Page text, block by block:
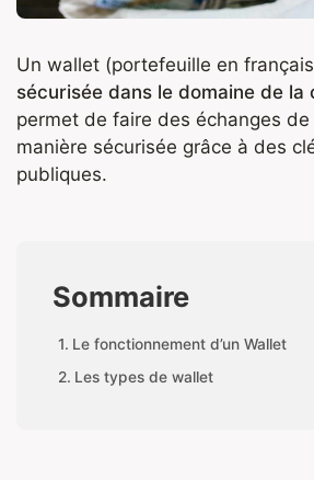
Un wallet (portefeuille en
sécurisée dans le domaine de
permet de faire des échanges
manière sécurisée grâce à des
publiques.
Sommaire
Le fonctionnement d’un Wallet
Les types de wallet